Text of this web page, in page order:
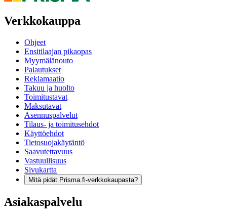
Verkkokauppa
Ohjeet
Ensitilaajan pikaopas
Myymälänouto
Palautukset
Reklamaatio
Takuu ja huolto
Toimitustavat
Maksutavat
Asennuspalvelut
Tilaus- ja toimitusehdot
Käyttöehdot
Tietosuojakäytäntö
Saavutettavuus
Vastuullisuus
Sivukartta
Mitä pidät Prisma.fi-verkkokaupasta?
Asiakaspalvelu